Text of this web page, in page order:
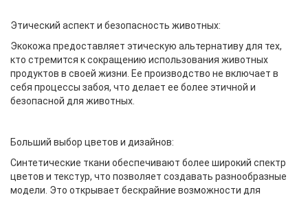
Этический аспект и безопасность животных:
Экокожа предоставляет этическую альтернативу для тех,
кто стремится к сокращению использования животных
продуктов в своей жизни. Ее производство не включает в
себя процессы забоя, что делает ее более этичной и
безопасной для животных.
Больший выбор цветов и дизайнов:
Синтетические ткани обеспечивают более широкий спектр
цветов и текстур, что позволяет создавать разнообразные
модели. Это открывает бескрайние возможности для